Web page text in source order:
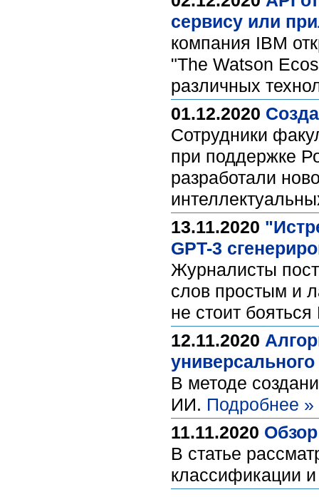
сервису или
компания IBM
"The Watson
различных
01.12.2020
Сотрудники
при поддержке
разработали
13.11.2020
GPT-3
Журналисты
слов простым и
не стоит
12.11.2020
В методе
ИИ. Подробнее »
11.11.2020
В статье
классификации